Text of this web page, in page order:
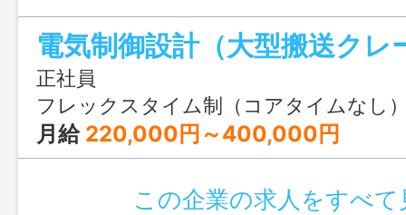
せんか？
電気制御設計（大型搬送クレ
正社員
フレックスタイム制（コアタイムなし） 基本就業
月給 220,000円～400,000円
この企業の求人をすべて